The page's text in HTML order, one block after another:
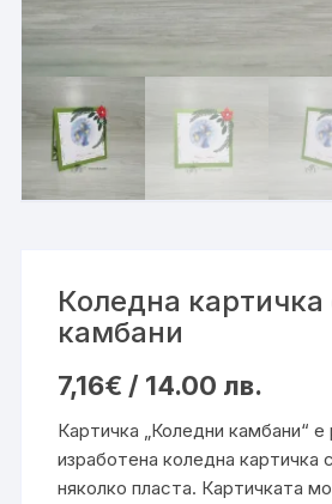
Коледна картичка
камбани
7,16€ / 14.00 лв.
Картичка „Коледни камбани“ е
изработена коледна картичка
няколко пласта. Картичката